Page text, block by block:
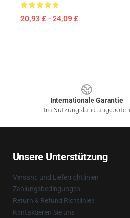
20,93 £ - 24,09 £
Internationale Garantie
Im Nutzungsland angeboten
Unsere Unterstützung
Versand und Lieferrichtlinien
Zahlungsbedingungen
Return & Refund Richtlinien
Kontaktieren Sie uns